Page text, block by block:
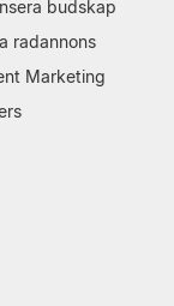
budskap
radannons
Marketing